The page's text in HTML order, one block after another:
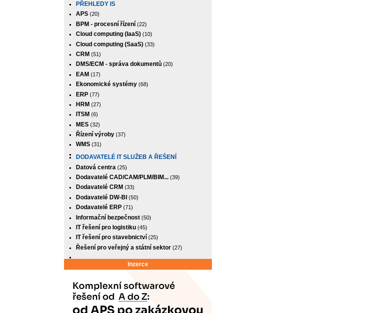
PŘEHLEDY IS
APS(20)
BPM - procesní řízení(22)
Cloud computing (IaaS)(10)
Cloud computing (SaaS)(33)
CRM (51)
DMS/ECM - správa dokumentů(20)
EAM (17)
Ekonomické systémy(68)
ERP(77)
HRM (27)
ITSM (6)
MES(32)
Řízení výroby(37)
WMS(31)
DODAVATELÉ IT SLUŽEB A ŘEŠENÍ
Datová centra (25)
Dodavatelé CAD/CAM/PLM/BIM...(39)
Dodavatelé CRM (33)
Dodavatelé DW-BI (50)
Dodavatelé ERP(71)
Informační bezpečnost(50)
IT řešení pro logistiku(45)
IT řešení pro stavebnictví(25)
Řešení pro veřejný a státní sektor(27)
Inzerce